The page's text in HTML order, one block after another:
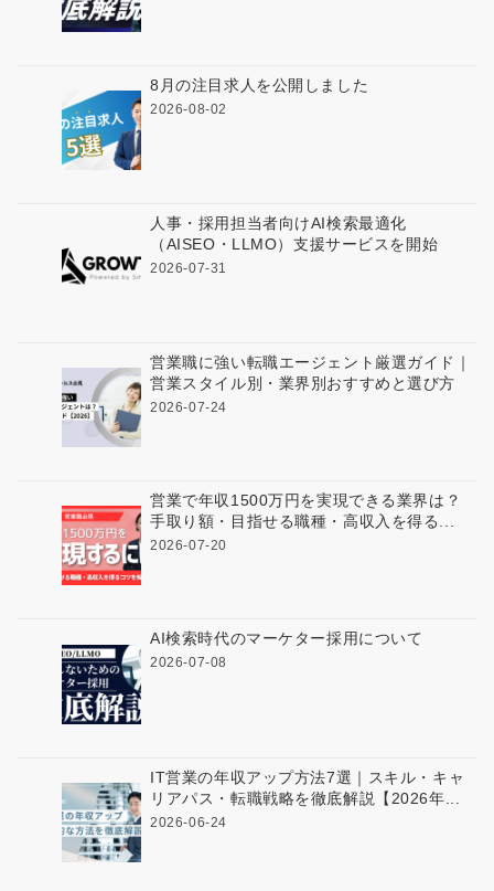
8月の注目求人を公開しました
2026-08-02
人事・採用担当者向けAI検索最適化
（AISEO・LLMO）支援サービスを開始
2026-07-31
営業職に強い転職エージェント厳選ガイド｜
営業スタイル別・業界別おすすめと選び方
2026-07-24
営業で年収1500万円を実現できる業界は？
手取り額・目指せる職種・高収入を得る...
2026-07-20
AI検索時代のマーケター採用について
2026-07-08
IT営業の年収アップ方法7選｜スキル・キャ
リアパス・転職戦略を徹底解説【2026年...
2026-06-24